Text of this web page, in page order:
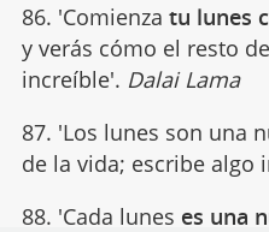
86. 'Comienza tu lunes
y verás cómo el resto
increíble'. Dalai Lama
87. 'Los lunes son una
de la vida; escribe algo
88. 'Cada lunes es una